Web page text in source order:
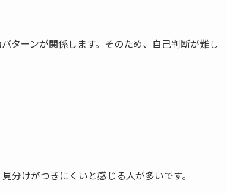
ターンが関係します。そのため、自己判断が難し
分けがつきにくいと感じる人が多いです。